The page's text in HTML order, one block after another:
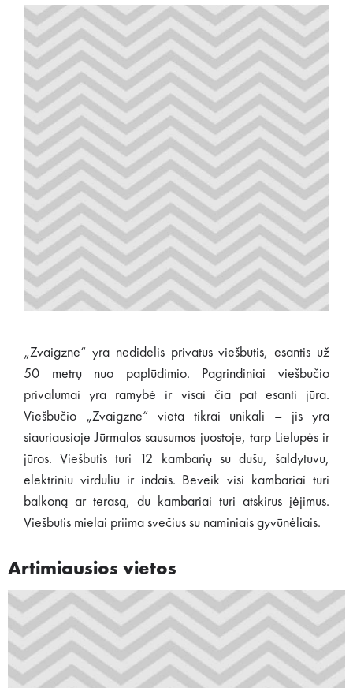
„Zvaigzne“ yra nedidelis privatus viešbutis, esantis už
50 metrų nuo paplūdimio. Pagrindiniai viešbučio
privalumai yra ramybė ir visai čia pat esanti jūra.
Viešbučio „Zvaigzne“ vieta tikrai unikali – jis yra
siauriausioje Jūrmalos sausumos juostoje, tarp Lielupės ir
jūros. Viešbutis turi 12 kambarių su dušu, šaldytuvu,
elektriniu virduliu ir indais. Beveik visi kambariai turi
balkoną ar terasą, du kambariai turi atskirus įėjimus.
Viešbutis mielai priima svečius su naminiais gyvūnėliais.
Artimiausios vietos